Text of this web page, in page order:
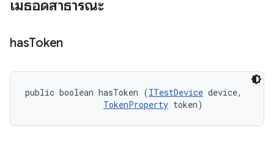
เมธอดสาธารณะ
hasToken
public boolean hasToken (ITestDevice device,
TokenProperty token)